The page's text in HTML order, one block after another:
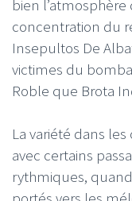
bien
concentration du
Insepultos De
victimes du
Roble que Brota
La variété dans
avec certains
rythmiques,